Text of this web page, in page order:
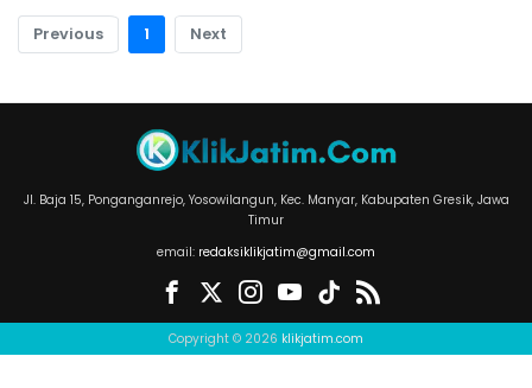
Previous 1 Next
Jl. Baja 15, Ponganganrejo, Yosowilangun, Kec. Manyar, Kabupaten Gresik, Jawa
Timur
email: redaksiklikjatim@gmail.com
Copyright © 2026 klikjatim.com